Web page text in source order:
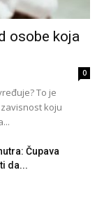
osobe koja
0
To je
koju
Čupava
da...